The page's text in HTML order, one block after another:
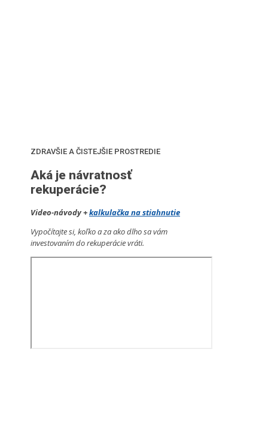
ZDRAVŠIE A ČISTEJŠIE PROSTREDIE
Aká je návratnosť
rekuperácie?
Video-návody +kalkulačka na stiahnutie
Vypočítajte si, koľko a za ako dlho sa vám
investovaním do rekuperácie vráti.